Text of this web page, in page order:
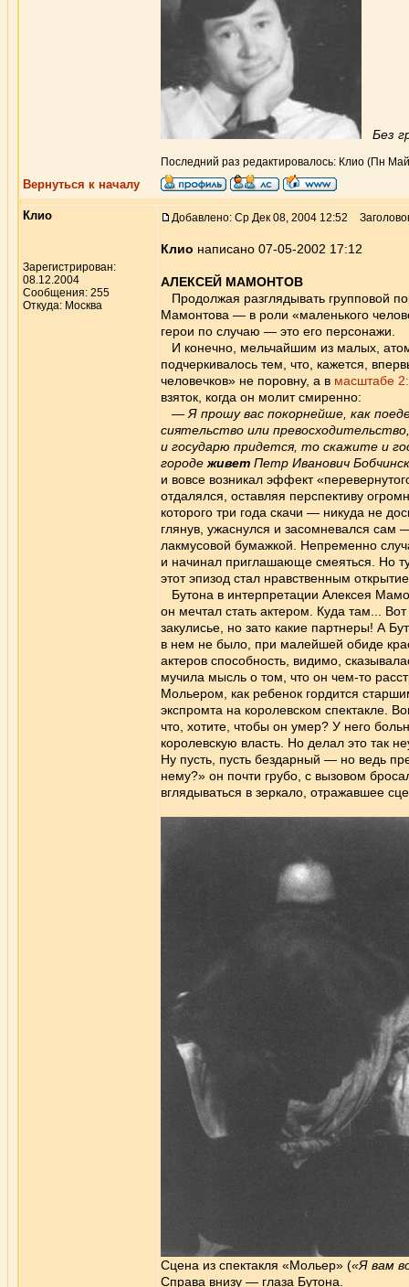
Без
Последний раз редактировалось: Клио (Пн
Вернуться к началу
Клио
Зарегистрирован:
08.12.2004
Сообщения: 255
Откуда: Москва
Добавлено: Ср Дек 08, 2004 12:52
Клио написано 07-05-2002 17:12
АЛЕКСЕЙ МАМОНТОВ
Продолжая разглядывать групповой
Мамонтова — в роли «маленького
герои по случаю — это его персонажи.
И конечно, мельчайшим из малых,
подчеркивалось тем, что, кажется,
человечков» не поровну, а в масштабе
взяток, когда он молит смиренно:
— Я прошу вас покорнейше, как
сиятельство или
и государю придется, то скажите и
городе живет Петр Иванович
и вовсе возникал эффект
отдалялся, оставляя перспективу
которого три года скачи — никуда не
глянув, ужаснулся и засомневался
лакмусовой бумажкой. Непременно
и начинал приглашающе смеяться. Но
этот эпизод стал нравственным
Бутона в интерпретации Алексея
он мечтал стать актером. Куда там...
закулисье, но зато какие партнеры! А
в нем не было, при малейшей обиде
актеров способность, видимо,
мучила мысль о том, что он чем-то
Мольером, как ребенок гордится
экспромта на королевском спектакле.
что, хотите, чтобы он умер? У него
королевскую власть. Но делал это так
Ну пусть, пусть бездарный — но ведь
нему?» он почти грубо, с вызовом
вглядываться в зеркало, отражавшее
Сцена из спектакля «Мольер» («Я вам
Справа внизу — глаза Бутона.